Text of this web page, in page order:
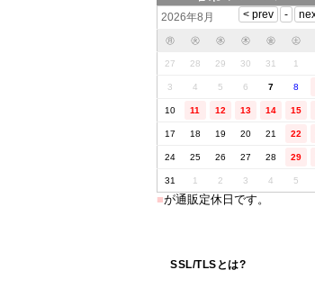
2026年8月
㊊ ㊋ ㊌ ㊍ ㊎ ㊏
27 28 29 30 31 1
3 4 5 6 7 8
10 11 12 13 14 15
17 18 19 20 21 22
24 25 26 27 28 29
31 1 2 3 4 5
■が通販定休日です。
SSL/TLSとは?